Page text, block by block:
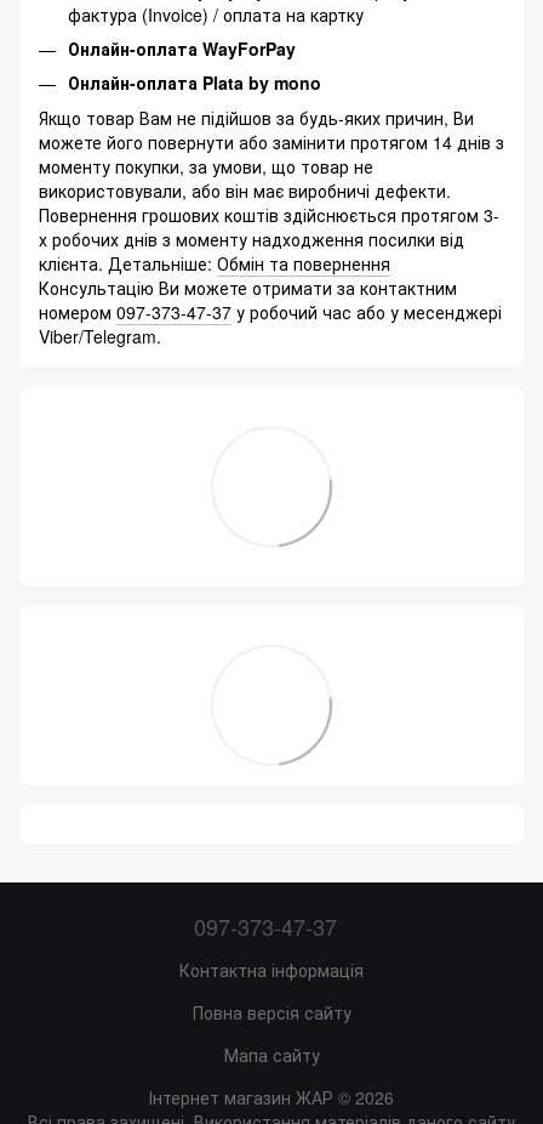
фактура (Invoice) / оплата на картку
Онлайн-оплата WayForPay
Онлайн-оплата Plata by mono
Якщо товар Вам не підійшов за будь-яких причин, Ви
можете його повернути або замінити протягом 14 днів з
моменту покупки, за умови, що товар не
використовували, або він має виробничі дефекти.
Повернення грошових коштів здійснюється протягом 3-
х робочих днів з моменту надходження посилки від
клієнта. Детальніше: Обмін та повернення
Консультацію Ви можете отримати за контактним
номером 097-373-47-37 у робочий час або у месенджері
Viber/Telegram.
097-373-47-37
Контактна інформація
Повна версія сайту
Мапа сайту
Інтернет магазин ЖАР © 2026